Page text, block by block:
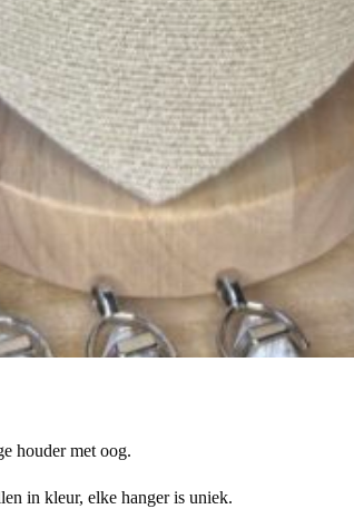
houder met oog.
in kleur, elke hanger is uniek.